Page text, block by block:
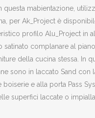
questa mabientazione,
per Ak_Project è
profilo Alu_Project in
satinato complanare al
della cucina stessa. In
sono in laccato Sand con
e alla porta Pass
superfici laccate o